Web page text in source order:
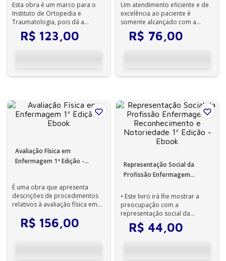
Esta obra é um marco para o
Instituto de Ortopedia e
Traumatologia, pois dá a
oportunidade de levar ao leitor
as orienta...
R$ 123,00
Um atendimento eficiente e de
excelência ao paciente é
somente alcançado com a
participação do enfermeiro na
equipe mult...
R$ 76,00
Avaliação Física em
Enfermagem 1ª Edição -
É uma obra que apresenta
descrições de procedimentos
relativos à avaliação física em
o en...R$ 156,00
Representação Social da
Profissão Enfermagem
Notoriedade 1ª Edição -
Ebook
• Este livro irá lhe mostrar a
preocupação com a
representação social da
Enfermagem, de modo que a
sociedade use suas fo...
R$ 44,00